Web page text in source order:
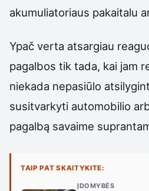
akumuliatoriaus pakaitalu
Ypač verta atsargiau
pagalbos tik tada, kai jam
niekada nepasiūlo
susitvarkyti automobilio
pagalbą savaime
TAIP PAT SKAITYKITE:
ĮDOMYBĖS